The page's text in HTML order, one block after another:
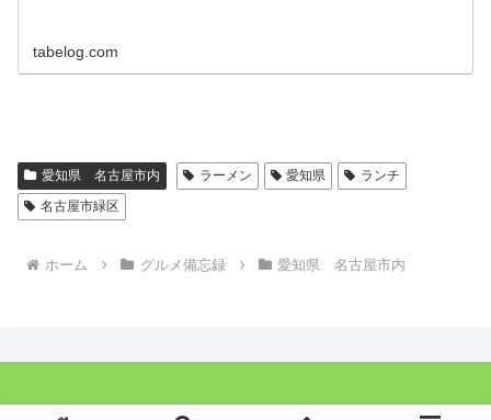
tabelog.com
愛知県 名古屋市内 ラーメン 愛知県
ランチ
名古屋市緑区
ホーム グルメ備忘録 愛知県 名古屋市内